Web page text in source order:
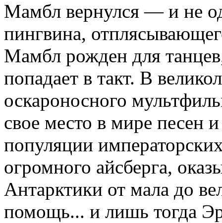
Мамбл вернулся — и не
пингвина,
Мамбл рожден для
попадает в такт. В
оскароносного
свое место в мире песен
популяции
огромного айсберга,
Антарктики от мала до
помощь... и лишь тогда